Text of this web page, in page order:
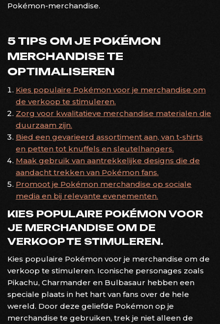
Pokémon-merchandise.
5 TIPS OM JE POKÉMON
MERCHANDISE TE
OPTIMALISEREN
Kies populaire Pokémon voor je merchandise om
de verkoop te stimuleren.
Zorg voor kwalitatieve merchandise materialen die
duurzaam zijn.
Bied een gevarieerd assortiment aan, van t-shirts
en petten tot knuffels en sleutelhangers.
Maak gebruik van aantrekkelijke designs die de
aandacht trekken van Pokémon fans.
Promoot je Pokémon merchandise op sociale
media en bij relevante evenementen.
KIES POPULAIRE POKÉMON VOOR
JE MERCHANDISE OM DE
VERKOOP TE STIMULEREN.
Kies populaire Pokémon voor je merchandise om de
verkoop te stimuleren. Iconische personages zoals
Pikachu, Charmander en Bulbasaur hebben een
speciale plaats in het hart van fans over de hele
wereld. Door deze geliefde Pokémon op je
merchandise te gebruiken, trek je niet alleen de